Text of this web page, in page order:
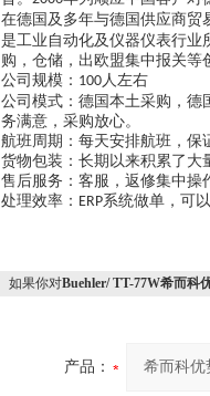
在德国及多年与德国供应商贸
是工业自动化及仪器仪表行业
购，仓储，出欧盟集中报关等
公司规模： 100人左右
公司模式：德国本土采购，德
务满意，采购放心。
航班周期：每天安排航班，保
货物包装：长期以来积累了大
售后服务：客服，返修集中操
处理效率： ERP系统做单，可
如果你对Buehler/ TT-77W希而科
产品：